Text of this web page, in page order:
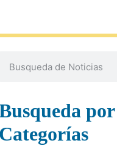
por
Categorías